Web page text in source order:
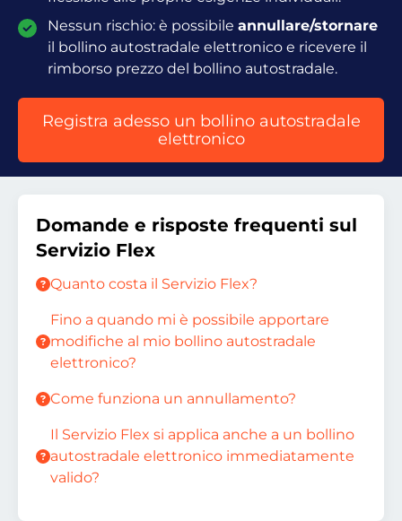
Nessun rischio: è possibile annullare/stornare
il bollino autostradale elettronico e ricevere il
rimborso prezzo del bollino autostradale.
Registra adesso un bollino autostradale
elettronico
Domande e risposte frequenti sul
Servizio Flex
Quanto costa il Servizio Flex?
Fino a quando mi è possibile apportare
modifiche al mio bollino autostradale
elettronico?
Come funziona un annullamento?
Il Servizio Flex si applica anche a un bollino
autostradale elettronico immediatamente
valido?